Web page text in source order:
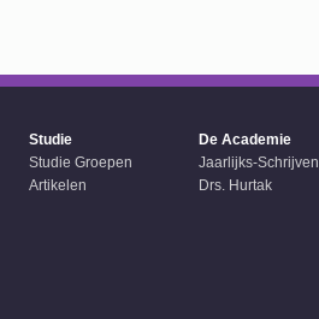
Studie
Studie Groepen
Artikelen
De Academie
Jaarlijks-Schrijven
Drs. Hurtak